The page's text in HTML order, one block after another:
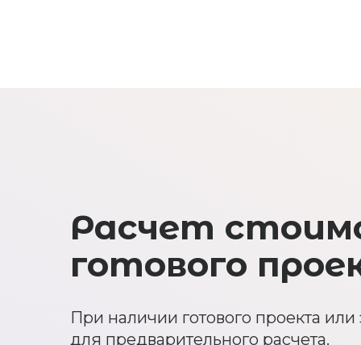
Расчет
готового
При наличии готового проекта или
для предварительного расчета.